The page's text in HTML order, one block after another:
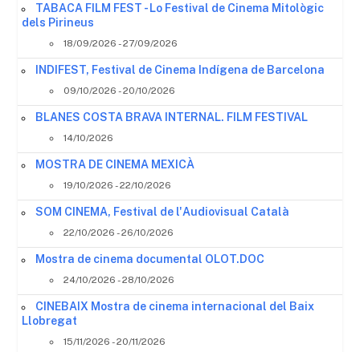
TABACA FILM FEST - Lo Festival de Cinema Mitològic
dels Pirineus
18/09/2026 - 27/09/2026
INDIFEST, Festival de Cinema Indígena de Barcelona
09/10/2026 - 20/10/2026
BLANES COSTA BRAVA INTERNAL. FILM FESTIVAL
14/10/2026
MOSTRA DE CINEMA MEXICÀ
19/10/2026 - 22/10/2026
SOM CINEMA, Festival de l'Audiovisual Català
22/10/2026 - 26/10/2026
Mostra de cinema documental OLOT.DOC
24/10/2026 - 28/10/2026
CINEBAIX Mostra de cinema internacional del Baix
Llobregat
15/11/2026 - 20/11/2026